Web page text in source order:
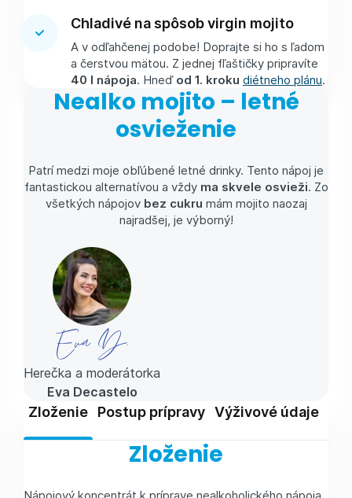
Chladivé na spôsob virgin mojito
A v odľahčenej podobe! Doprajte si ho s ľadom
a čerstvou mätou. Z jednej fľaštičky pripravíte
40 l nápoja. Hneď od 1. kroku diétneho plánu.
Nealko mojito – letné
osvieženie
Patrí medzi moje obľúbené letné drinky. Tento nápoj je
fantastickou alternatívou a vždy ma skvele osvieži. Zo
všetkých nápojovbez cukru mám mojito naozaj
najradšej, je výborný!
Eva D.
Herečka a moderátorka
Eva Decastelo
Zloženie Postup prípravy Výživové údaje
Zloženie
Nápojový koncentrát k príprave nealkoholického nápoja